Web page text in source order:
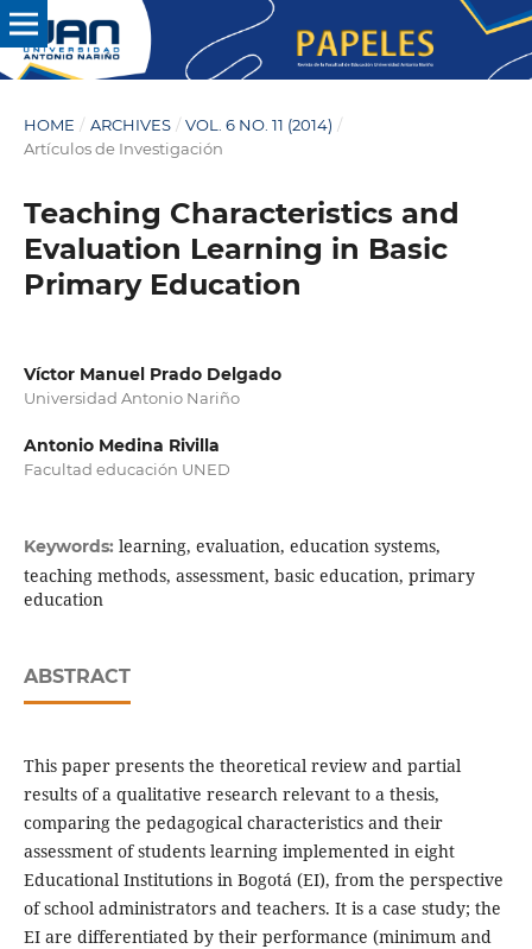
HOME / ARCHIVES / VOL. 6 NO. 11 (2014) /
Artículos de Investigación
Teaching Characteristics and
Evaluation Learning in Basic
Primary Education
Víctor Manuel Prado Delgado
Universidad Antonio Nariño
Antonio Medina Rivilla
Facultad educación UNED
Keywords: learning, evaluation, education systems,
teaching methods, assessment, basic education, primary
education
ABSTRACT
This paper presents the theoretical review and partial
results of a qualitative research relevant to a thesis,
comparing the pedagogical characteristics and their
assessment of students learning implemented in eight
Educational Institutions in Bogotá (EI), from the perspective
of school administrators and teachers. It is a case study; the
EI are differentiated by their performance (minimum and